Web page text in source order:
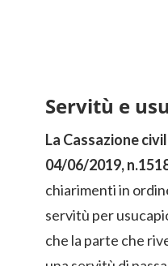
Servitù e
La Cassazione
04/06/2019,
chiarimenti in
servitù per
che la parte che